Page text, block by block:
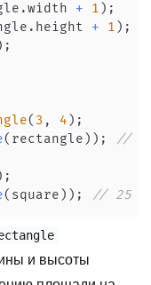
.width + 1 ) ;
. height + 1 ) ;
;
( 3 , 4 ) ;
( rectangle ) ) ; //
;
( square ) ) ; // 25
и высоты